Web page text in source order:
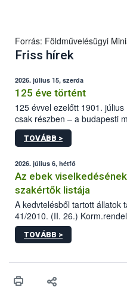
Forrás: Földművelésügyi
Friss hírek
2026. július 15, szerda
125 éve történt
125 évvel ezelőtt 1901.
csak részben – a budapesti
állomás a Kis Rókus utca 15.
tervezett új épületébe.
TOVÁBB >
2026. július 6, hétfő
Az ebek
szakértők listája
A kedvtelésből tartott állatok
41/2010. (II. 26.)
sérülés, illetve ennek
hatósági feladatokat,
vonni az ebek
TOVÁBB >